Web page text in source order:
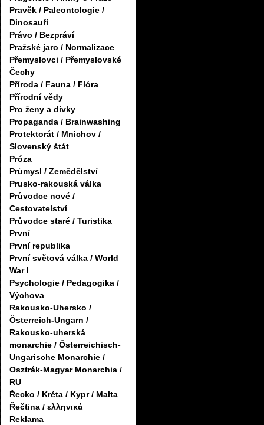
Pravěk / Paleontologie /
Dinosauři
Právo / Bezpráví
Pražské jaro / Normalizace
Přemyslovci / Přemyslovské
Čechy
Příroda / Fauna / Flóra
Přírodní vědy
Pro ženy a dívky
Propaganda / Brainwashing
Protektorát / Mnichov /
Slovenský štát
Próza
Průmysl / Zemědělství
Prusko-rakouská válka
Průvodce nové /
Cestovatelství
Průvodce staré / Turistika
První
První republika
První světová válka / World
War I
Psychologie / Pedagogika /
Výchova
Rakousko-Uhersko /
Österreich-Ungarn /
Rakousko-uherská
monarchie / Österreichisch-
Ungarische Monarchie /
Osztrák-Magyar Monarchia /
RU
Řecko / Kréta / Kypr / Malta
Řečtina / ελληνικά
Reklama